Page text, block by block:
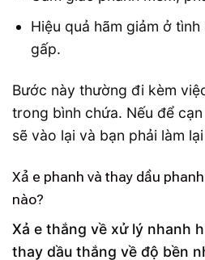
Hiệu quả hãm giảm ở
gấp.
Bước này thường đi kèm
trong bình chứa. Nếu để
sẽ vào lại và bạn phải làm
Xả e phanh và thay dầu
nào?
Xả e thắng về xử lý nhanh
thay dầu thắng về độ bền